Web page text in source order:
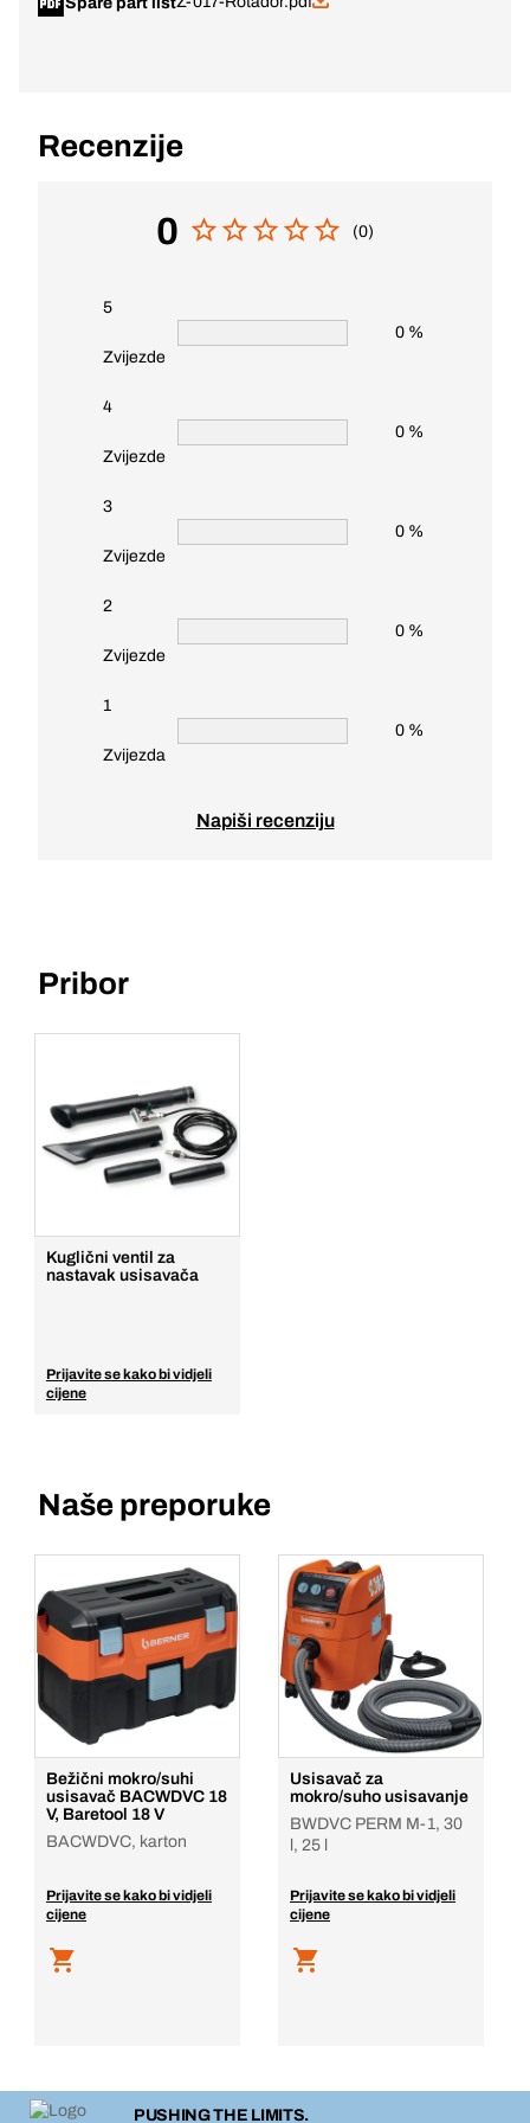
Recenzije
0 (0)
5
Zvijezde
0 %
4
Zvijezde
0 %
3
Zvijezde
0 %
2
Zvijezde
0 %
1
Zvijezda
0 %
Napiši recenziju
Pribor
Kuglični ventil za
nastavak usisavača
Prijavite se kako bi vidjeli
cijene
Naše preporuke
Bežični mokro/suhi
usisavač BACWDVC 18
V, Baretool 18 V
BACWDVC, karton
Prijavite se kako bi vidjeli
cijene
Usisavač za
mokro/suho usisavanje
BWDVC PERM M-1, 30
l, 25 l
Prijavite se kako bi vidjeli
cijene
PUSHING THE LIMITS.